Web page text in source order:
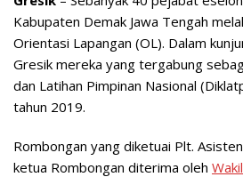
Kabupaten Demak Jawa Tengah
Orientasi Lapangan (OL). Dalam
Gresik mereka yang tergabung
dan Latihan Pimpinan Nasional
tahun 2019.
Rombongan yang diketuai Plt.
ketua Rombongan diterima oleh